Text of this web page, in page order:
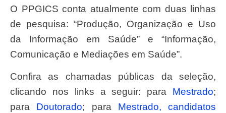
O PPGICS conta atualmente com duas linhas
de pesquisa: “Produção, Organização e Uso
da Informação em Saúde” e “Informação,
Comunicação e Mediações em Saúde”.
Confira as chamadas públicas da seleção,
clicando nos links a seguir: para Mestrado;
para Doutorado; para Mestrado, candidatos